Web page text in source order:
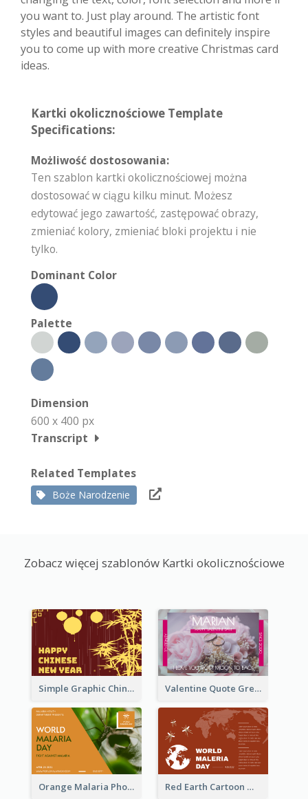
you want to. Just play around. The artistic font
styles and beautiful images can definitely inspire
you to come up with more creative Christmas card
ideas.
Kartki okolicznościowe Template
Specifications:
Możliwość dostosowania:
Ten szablon kartki okolicznościowej można
dostosować w ciągu kilku minut. Możesz
edytować jego zawartość, zastępować obrazy,
zmieniać kolory, zmieniać bloki projektu i nie
tylko.
Dominant Color
Palette
Dimension
600 x 400 px
Transcript
Related Templates
Boże Narodzenie
Zobacz więcej szablonów Kartki okolicznościowe
Simple Graphic Chinese New Year In Red And Yellow Valentine Quote Greeting Card
Orange Malaria Photo World Malaria Day Greeting Card Red Earth Cartoon World Malaria Day Greeting Card